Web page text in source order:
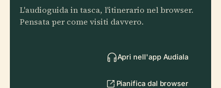
L'audioguida in tasca, l'itinerario nel browser.
Pensata per come visiti davvero.
Apri nell'app Audiala
Pianifica dal browser